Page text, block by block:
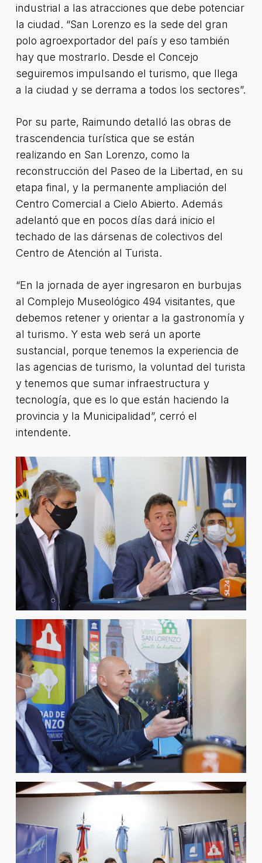
industrial a las atracciones que debe potenciar
la ciudad. “San Lorenzo es la sede del gran
polo agroexportador del país y eso también
hay que mostrarlo. Desde el Concejo
seguiremos impulsando el turismo, que llega
a la ciudad y se derrama a todos los sectores”.
Por su parte, Raimundo detalló las obras de
trascendencia turística que se están
realizando en San Lorenzo, como la
reconstrucción del Paseo de la Libertad, en su
etapa final, y la permanente ampliación del
Centro Comercial a Cielo Abierto. Además
adelantó que en pocos días dará inicio el
techado de las dársenas de colectivos del
Centro de Atención al Turista.
“En la jornada de ayer ingresaron en burbujas
al Complejo Museológico 494 visitantes, que
debemos retener y orientar a la gastronomía y
al turismo. Y esta web será un aporte
sustancial, porque tenemos la experiencia de
las agencias de turismo, la voluntad del turista
y tenemos que sumar infraestructura y
tecnología, que es lo que están haciendo la
provincia y la Municipalidad”, cerró el
intendente.